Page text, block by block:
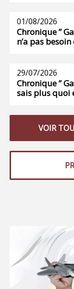
01/08/2026
Chronique ”
n’a pas
29/07/2026
Chronique ”
sais plus quoi
VOIR